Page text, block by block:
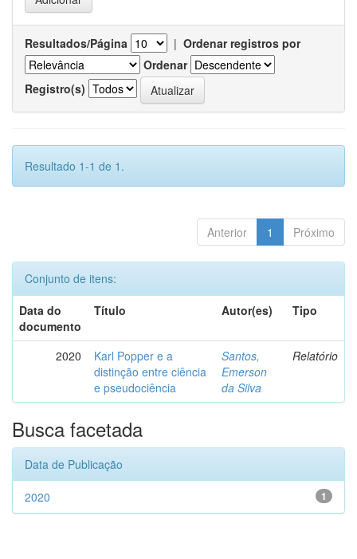
Resultados/Página | Ordenar registros por
Ordenar
Registro(s)
Resultado 1-1 de 1.
Anterior 1 Próximo
Conjunto de itens:
Data do
documento
Título Autor(es) Tipo
2020
Karl Popper e a
distinção entre ciência
e pseudociência
Santos,
Emerson
da Silva
Relatório
Busca facetada
Data de Publicação
1
2020